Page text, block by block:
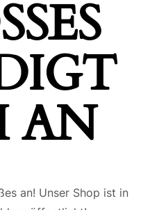
K
S
an! Unser Shop ist in